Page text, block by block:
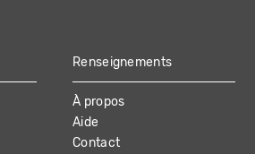
Renseignements
À propos
Aide
Contact